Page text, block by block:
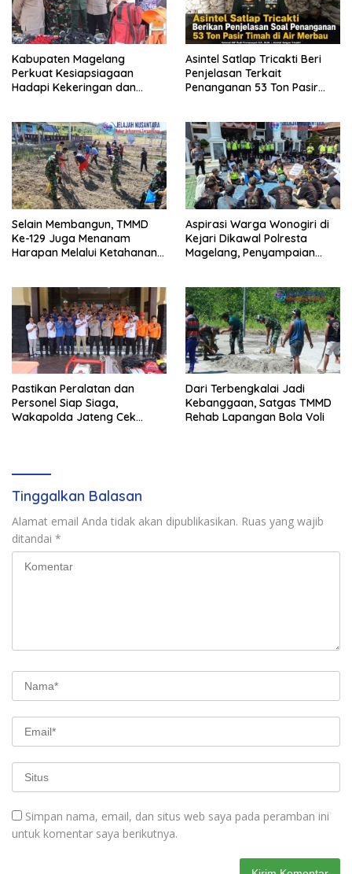
Kabupaten Magelang
Perkuat Kesiapsiagaan
Hadapi Kekeringan dan
Asintel Satlap Tricakti Beri
Penjelasan Terkait
Penanganan 53 Ton Pasir
Selain Membangun, TMMD
Ke-129 Juga Menanam
Harapan Melalui Ketahanan
Aspirasi Warga Wonogiri di
Kejari Dikawal Polresta
Magelang, Penyampaian
Pastikan Peralatan dan
Personel Siap Siaga,
Wakapolda Jateng Cek
Dari Terbengkalai Jadi
Kebanggaan, Satgas TMMD
Rehab Lapangan Bola Voli
Tinggalkan Balasan
Alamat email Anda tidak akan dipublikasikan. Ruas yang wajib
ditandai *
Simpan nama, email, dan situs web saya pada peramban ini
untuk komentar saya berikutnya.